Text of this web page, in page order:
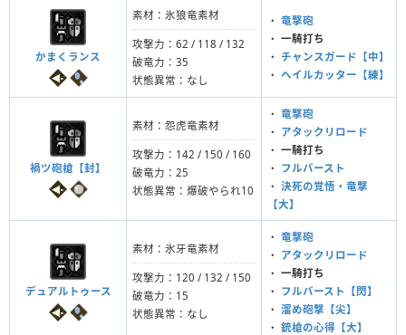
かまくランス
素材：氷狼竜素材
攻撃力：62 / 118 / 132
破竜力：35
状態異常：なし
・ 竜撃砲
・ 一騎打ち
・ チャンスガード【中】
・ ヘイルカッター【練】
禍ツ砲槍【封】
素材：怨虎竜素材
攻撃力：142 / 150 / 160
破竜力：25
状態異常：爆破やられ10
・ 竜撃砲
・ アタックリロード
・ 一騎打ち
・ フルバースト
・ 決死の覚悟・竜撃
【大】
デュアルトゥース
素材：氷牙竜素材
攻撃力：120 / 132 / 150
破竜力：15
状態異常：なし
・ 竜撃砲
・ アタックリロード
・ 一騎打ち
・ フルバースト【閃】
・ 溜め砲撃【尖】
・ 銃槍の心得【大】